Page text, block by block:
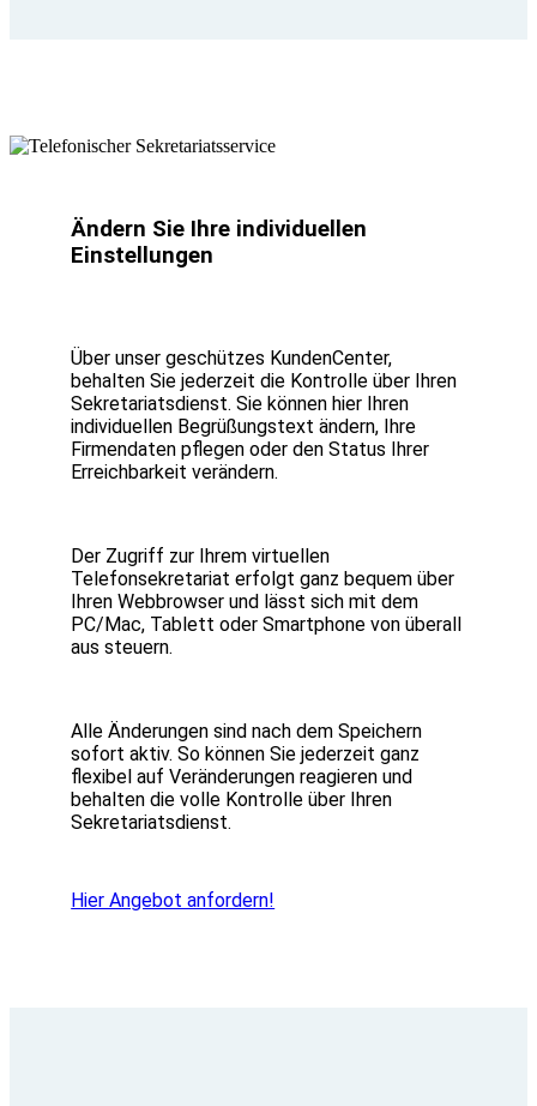
Ändern Sie Ihre individuellen
Einstellungen
Über unser geschützes KundenCenter,
behalten Sie jederzeit die Kontrolle über Ihren
Sekretariatsdienst. Sie können hier Ihren
individuellen Begrüßungstext ändern, Ihre
Firmendaten pflegen oder den Status Ihrer
Erreichbarkeit verändern.
Der Zugriff zur Ihrem virtuellen
Telefonsekretariat erfolgt ganz bequem über
Ihren Webbrowser und lässt sich mit dem
PC/Mac, Tablett oder Smartphone von überall
aus steuern.
Alle Änderungen sind nach dem Speichern
sofort aktiv. So können Sie jederzeit ganz
flexibel auf Veränderungen reagieren und
behalten die volle Kontrolle über Ihren
Sekretariatsdienst.
Hier Angebot anfordern!